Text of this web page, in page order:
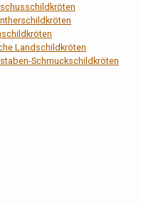
Landschildkröten
Schmuckschildkröten